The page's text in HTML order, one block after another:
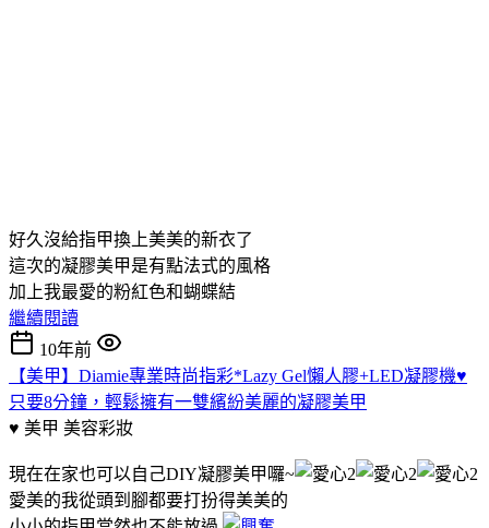
好久沒給指甲換上美美的新衣了
這次的凝膠美甲是有點法式的風格
加上我最愛的粉紅色和蝴蝶結
繼續閱讀
10年前
【美甲】Diamie專業時尚指彩*Lazy Gel懶人膠+LED凝膠機♥
只要8分鐘，輕鬆擁有一雙繽紛美麗的凝膠美甲
♥ 美甲 美容彩妝
現在在家也可以自己DIY凝膠美甲囉~
愛美的我從頭到腳都要打扮得美美的